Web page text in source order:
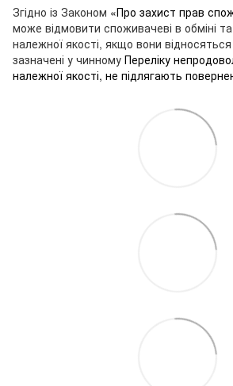
Згідно із Законом «Про захист прав
може відмовити споживачеві в обміні
належної якості, якщо вони
зазначені у чинному Переліку
належної якості, не підлягають